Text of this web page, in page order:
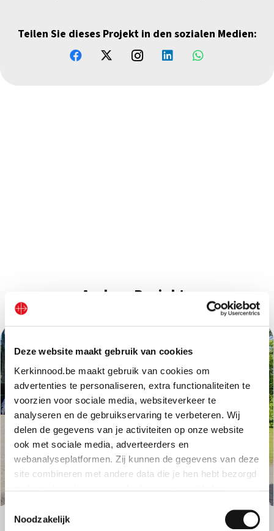
Deze website maakt gebruik van cookies
Kerkinnood.be maakt gebruik van cookies om
advertenties te personaliseren, extra functionaliteiten te
voorzien voor sociale media, websiteverkeer te
analyseren en de gebruikservaring te verbeteren. Wij
delen de gegevens van je activiteiten op onze website
ook met sociale media, adverteerders en
webanalyseplatformen. Zij kunnen de gegevens van deze
site combineren met andere data die je hen hebt bezorgd
Indien je dat toestaat, kunnen wij of onze partners onder
Toestemmingsselectie
Noodzakelijk
Teilen Sie dieses Projekt in den sozialen Medien:
Andere Projekte
Mobilität| Argentinien
Argentinien: ein Auto für den Transport betagter